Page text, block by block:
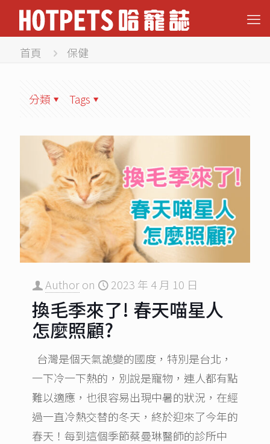
首頁 保健
分類 Tags
Authoron 2023 年 4 月 10 日
換毛季來了! 春天喵星人
怎麼照顧?
台灣是個天氣詭變的國度，特別是台北，
一下冷一下熱的，別說是寵物，連人都有點
難以適應，也很容易出現中暑的狀況，在經
過一直冷熱交替的冬天，終於迎來了今年的
春天！每到這個季節蔡曼琳醫師的診所中